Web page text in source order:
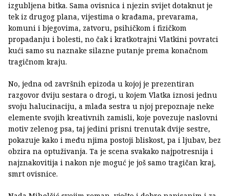
izgubljena bitka. Sama ovisnica i njezin svijet dotaknut je
tek iz drugog plana, vijestima o krađama, prevarama,
komuni i bjegovima, zatvoru, psihičkom i fizičkom
propadanju i bolesti, no čak i kratkotrajni Vlatkini povratci
kući samo su naznake silazne putanje prema konačnom
tragičnom kraju.
No, jedna od završnih epizoda u kojoj je prezentiran
razgovor dviju sestara o drogi, u kojem Vlatka iznosi jednu
svoju halucinaciju, a mlađa sestra u njoj prepoznaje neke
elemente svojih kreativnih zamisli, koje povezuje naslovni
motiv zelenog psa, taj jedini prisni trenutak dvije sestre,
pokazuje kako i među njima postoji bliskost, pa i ljubav, bez
obzira na optuživanja. Ta je scena svakako najpotresnija i
najznakovitija i nakon nje moguć je još samo tragičan kraj,
smrt ovisnice.